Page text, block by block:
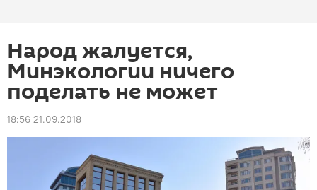
Народ жалуется,
Минэкологии ничего
поделать не может
18:56 21.09.2018